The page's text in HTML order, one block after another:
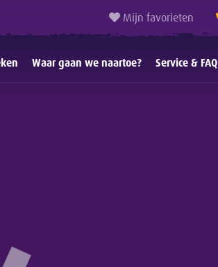
Mijn favorieten
Waar gaan we naartoe? Service & FAQ